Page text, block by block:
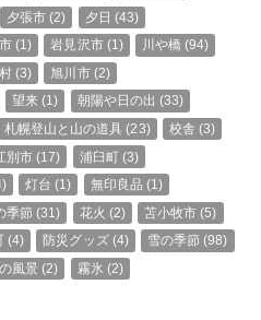
夕張市 (2) 夕日 (43)
(1) 岩見沢市(1) 川や橋 (94)
(3) 旭川市(2)
望来 (1) 朝陽や日の出 (33)
札幌登山と山の道具 (23) 校舎 (3)
別市 (17) 浦臼町(3)
灯台 (1) 無印良品 (1)
季節 (31) 花火 (2) 苫小牧市 (5)
(4) 防災グッズ(4) 雪の季節 (98)
風景 (2) 霧氷 (2)